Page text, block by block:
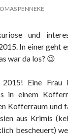
PENNEKE
und
In einer geht
war da los? 😉
2015! Eine Frau
in einem
Kofferraum und
aus Krimis
bescheuert)